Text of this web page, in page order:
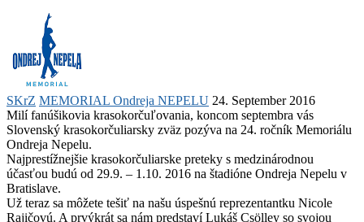
SKrZ MEMORIAL Ondreja NEPELU 24. September 2016
Milí fanúšikovia krasokorčuľovania, koncom septembra vás
Slovenský krasokorčuliarsky zväz pozýva na 24. ročník Memoriálu
Ondreja Nepelu.
Najprestížnejšie krasokorčuliarske preteky s medzinárodnou
účasťou budú od 29.9. – 1.10. 2016 na štadióne Ondreja Nepelu v
Bratislave.
Už teraz sa môžete tešiť na našu úspešnú reprezentantku Nicole
Rajičovú. A prvýkrát sa nám predstaví Lukáš Csölley so svojou